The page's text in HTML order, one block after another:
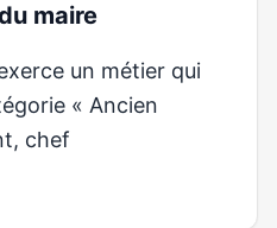
maire
un métier qui
« Ancien
chef